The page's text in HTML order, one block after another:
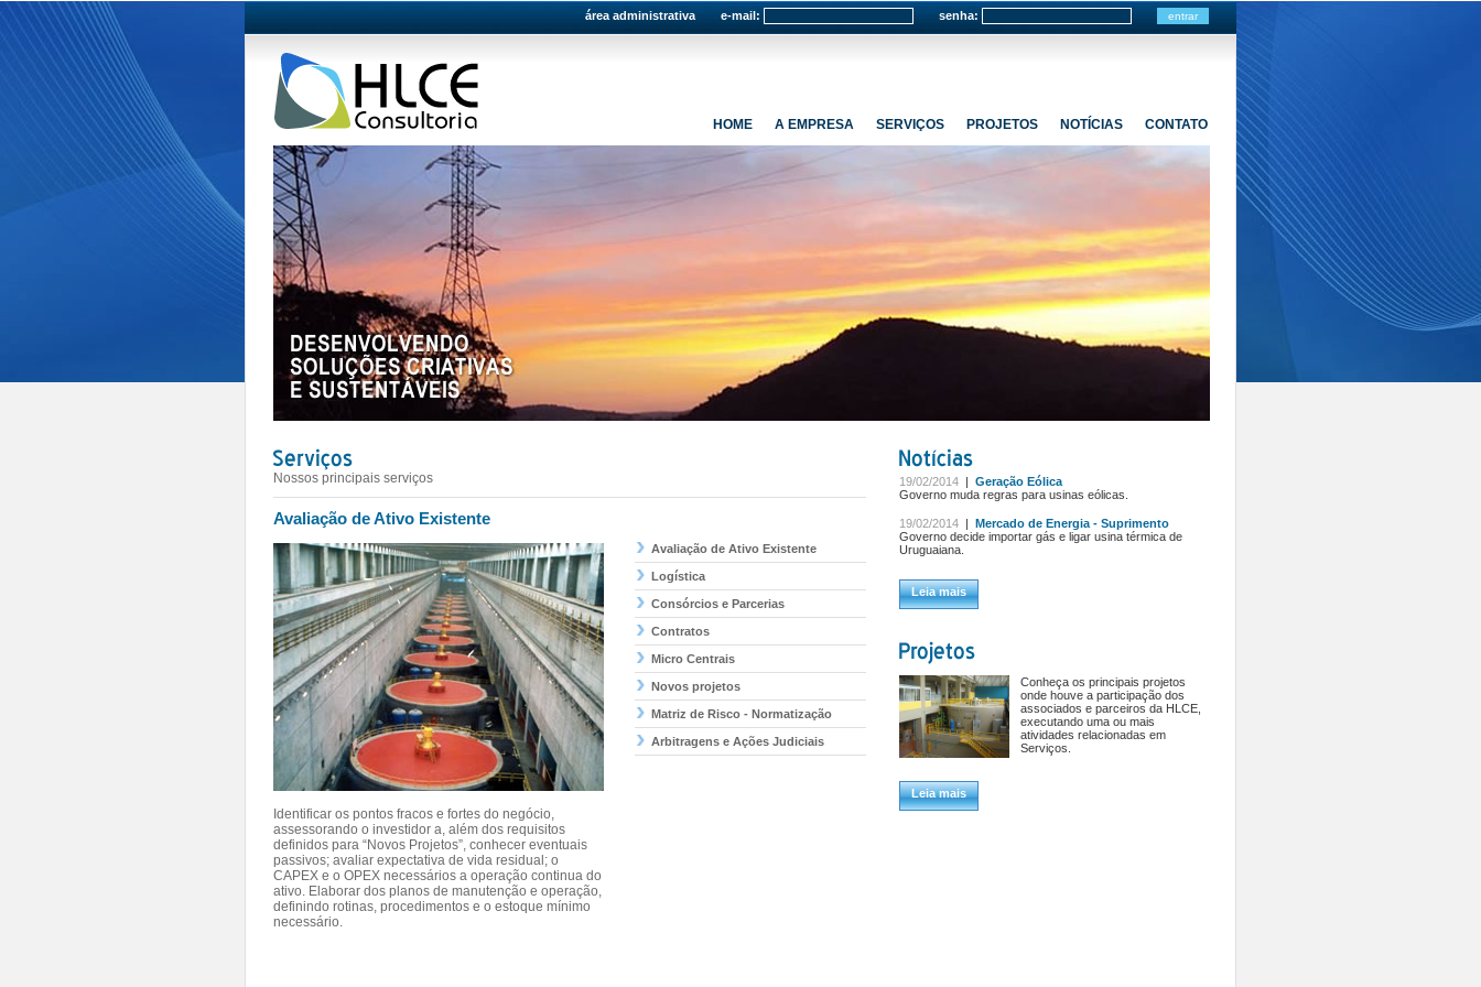
área administrativa e-mail: senha:
CONTATO
NOTÍCIAS
PROJETOS
SERVIÇOS
A EMPRESA
HOME
19/02/2014 | Geração Eólica
Governo muda regras para usinas eólicas.
19/02/2014 | Mercado de Energia - Suprimento
Governo decide importar gás e ligar usina térmica de
Uruguaiana.
Leia mais
Conheça os principais projetos
onde houve a participação dos
associados e parceiros da HLCE,
executando uma ou mais
atividades relacionadas em
Serviços.
Leia mais
Nossos principais serviços
Avaliação de Ativo Existente
Identificar os pontos fracos e fortes do negócio,
assessorando o investidor a, além dos requisitos
definidos para “Novos Projetos”, conhecer eventuais
passivos; avaliar expectativa de vida residual; o
CAPEX e o OPEX necessários a operação continua do
ativo. Elaborar dos planos de manutenção e operação,
definindo rotinas, procedimentos e o estoque mínimo
necessário.
Avaliação de Ativo Existente
Logística
Consórcios e Parcerias
Contratos
Micro Centrais
Novos projetos
Matriz de Risco - Normatização
Arbitragens e Ações Judiciais